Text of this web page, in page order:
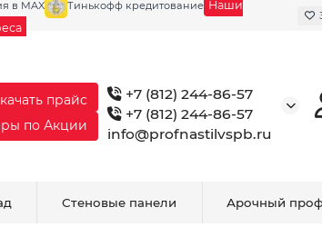
в MAX Тинькофф кредитование Наши
прайс
по Акции
+7 (812) 244-86-57
+7 (812) 244-86-57
info@profnastilvspb.ru
Стеновые панели Арочный